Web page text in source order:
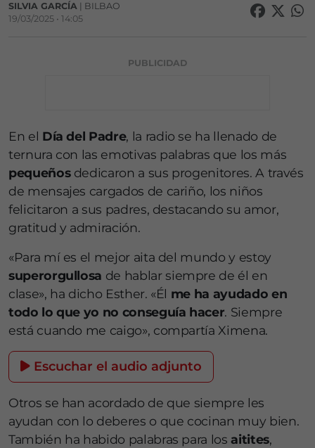
SILVIA GARCÍA | BILBAO
19/03/2025 • 14:05
PUBLICIDAD
En el Día del Padre, la radio se ha llenado de
ternura con las emotivas palabras que los más
pequeñosdedicaron a sus progenitores. A través
de mensajes cargados de cariño, los niños
felicitaron a sus padres, destacando su amor,
gratitud y admiración.
«Para mí es el mejor aita del mundo y estoy
superorgullosa de hablar siempre de él en
clase», ha dicho Esther. «Él me ha ayudado en
todo lo que yo no conseguía hacer. Siempre
está cuando me caigo», compartía Ximena.
Escuchar el audio adjunto
Otros se han acordado de que siempre les
ayudan con lo deberes o que cocinan muy bien.
También ha habido palabras para los aitites,